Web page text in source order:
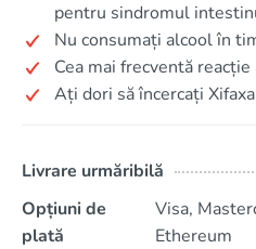
pentru sindromul
Nu consumați alcool în
Cea mai frecventă
Ați dori să încercați
Livrare urmăribilă
Opțiuni de
plată
Visa,
Ethereum